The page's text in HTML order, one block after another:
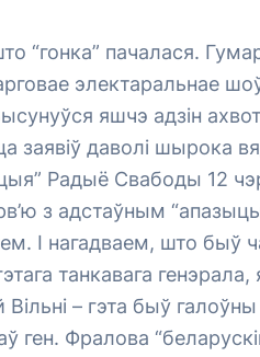
“гонка” пачалася.
электаральнае
яшчэ адзін
заявіў даволі шырока
Радыё Свабоды 12
з адстаўным
І нагадваем, што быў
танкавага генэрала,
Вільні – гэта быў
ген. Фралова